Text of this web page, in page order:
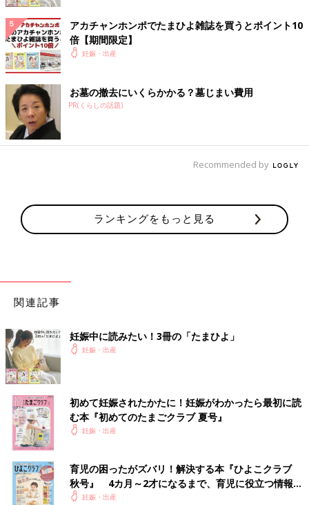
アカチャンホンポでたまひよ雑誌を買うとポイント10
倍【期間限定】
妊娠・出産
お墓の撤去にいくらかかる？墓じまい費用
PR(くらしの話題)
Recommended by
ランキングをもっと見る
関連記事
妊娠中に読みたい！3冊の「たまひよ」
妊娠・出産
初めて妊娠されたかたに！妊娠がわかったら最初に読
む本『初めてのたまごクラブ 夏号』
妊娠・出産
育児の困ったがズバリ！解決する本『ひよこクラブ
秋号』 4カ月～2才になるまで、育児に役立つ情報が
いっぱい！
妊娠・出産